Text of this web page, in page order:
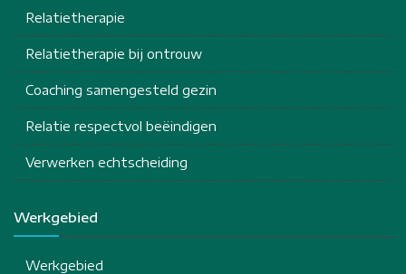
Relatietherapie
Relatietherapie bij ontrouw
Coaching samengesteld gezin
Relatie respectvol beëindigen
Verwerken echtscheiding
Werkgebied
Werkgebied